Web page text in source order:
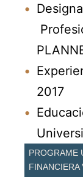
2017
PROGRAME
FINANCIERA